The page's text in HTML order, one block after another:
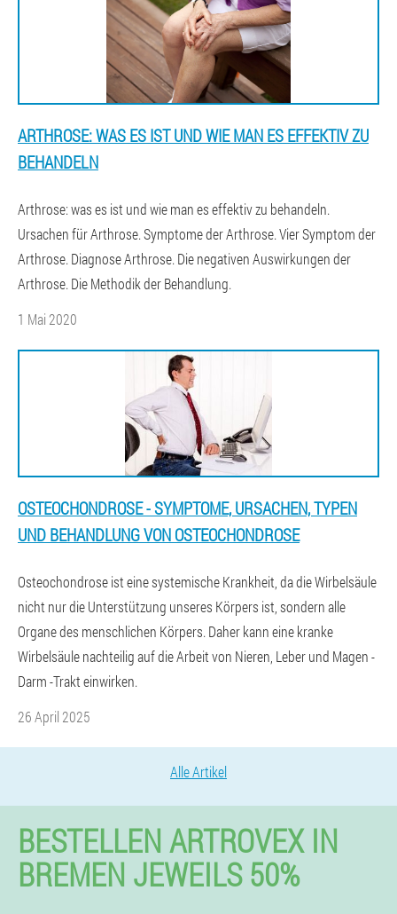
ARTHROSE: WAS ES IST UND WIE MAN ES EFFEKTIV ZU
BEHANDELN
Arthrose: was es ist und wie man es effektiv zu behandeln.
Ursachen für Arthrose. Symptome der Arthrose. Vier Symptom der
Arthrose. Diagnose Arthrose. Die negativen Auswirkungen der
Arthrose. Die Methodik der Behandlung.
1 Mai 2020
OSTEOCHONDROSE - SYMPTOME, URSACHEN, TYPEN
UND BEHANDLUNG VON OSTEOCHONDROSE
Osteochondrose ist eine systemische Krankheit, da die Wirbelsäule
nicht nur die Unterstützung unseres Körpers ist, sondern alle
Organe des menschlichen Körpers. Daher kann eine kranke
Wirbelsäule nachteilig auf die Arbeit von Nieren, Leber und Magen -
Darm -Trakt einwirken.
26 April 2025
Alle Artikel
BESTELLEN ARTROVEX IN
BREMEN JEWEILS 50%